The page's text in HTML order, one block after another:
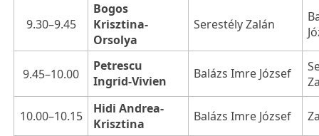
9.30–9.45
Bogos
Krisztina-
Orsolya
Serestély Zalán
9.45–10.00
Petrescu
Ingrid-Vivien
Balázs Imre József
10.00–10.15
Hidi Andrea-
Krisztina
Balázs Imre József